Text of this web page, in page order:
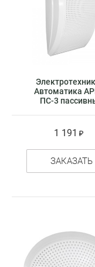
Автоматика
ПС-3
1 191
ЗАКАЗАТЬ